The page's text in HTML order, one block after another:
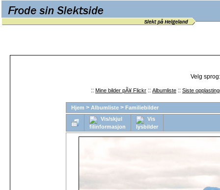
Velg
:: Mine bilder pÃ¥ Flickr :: Albumliste :: Siste
Hjem > Albumliste > Familiebilder